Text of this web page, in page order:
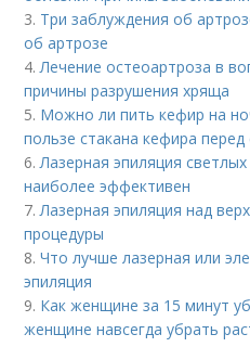
3. Три заблуждения об
об артрозе
4.Лечение остеоартроза в
причины разрушения хряща
5. Можно ли пить кефир на
пользе стакана кефира перед
6.Лазерная эпиляция
наиболее эффективен
7.Лазерная эпиляция над
процедуры
8.Что лучше лазерная или
эпиляция
9. Как женщине за 15 минут
женщине навсегда убрать